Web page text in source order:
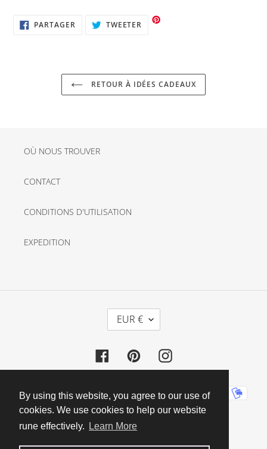
By using this website, you agree to our use of
cookies. We use cookies to help our website
rune effectively.
Learn More
PARTAGER PARTAGER
SUR
TWEETER TWEETER
RETOUR À IDÉES CADEAUX
OÙ NOUS TROUVER
CONTACT
CONDITIONS D'UTILISATION
EXPEDITION
D
E
I
S
EUR €
FacebookPinterestInstagram
de
paiement